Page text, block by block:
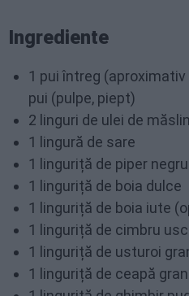
Ingrediente
1 pui întreg
pui (pulpe, piept)
2 linguri de ulei de
1 lingură de sare
1 linguriță de piper
1 linguriță de boia dulce
1 linguriță de boia iute
1 linguriță de cimbru
1 linguriță de usturoi
1 linguriță de ceapă